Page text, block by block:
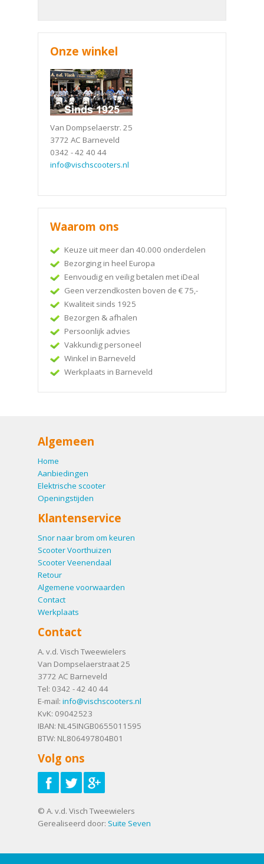
Onze winkel
Van Dompselaerstr. 25
3772 AC Barneveld
0342 - 42 40 44
info@vischscooters.nl
Waarom ons
Keuze uit meer dan 40.000 onderdelen
Bezorging in heel Europa
Eenvoudig en veilig betalen met iDeal
Geen verzendkosten boven de € 75,-
Kwaliteit sinds 1925
Bezorgen & afhalen
Persoonlijk advies
Vakkundig personeel
Winkel in Barneveld
Werkplaats in Barneveld
Algemeen
Home
Aanbiedingen
Elektrische scooter
Openingstijden
Klantenservice
Snor naar brom om keuren
Scooter Voorthuizen
Scooter Veenendaal
Retour
Algemene voorwaarden
Contact
Werkplaats
Contact
A. v.d. Visch Tweewielers
Van Dompselaerstraat 25
3772 AC Barneveld
Tel: 0342 - 42 40 44
E-mail: info@vischscooters.nl
KvK: 09042523
IBAN: NL45INGB0655011595
BTW: NL806497804B01
Volg ons
© A. v.d. Visch Tweewielers
Gerealiseerd door: Suite Seven